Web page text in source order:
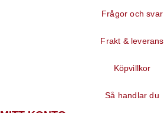
Frågor och svar
Frakt & leverans
Köpvillkor
Så handlar du